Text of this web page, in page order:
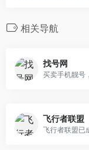
相关导航
找号网
飞行者联盟